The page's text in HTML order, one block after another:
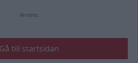
Annons:
Gå till startsidan